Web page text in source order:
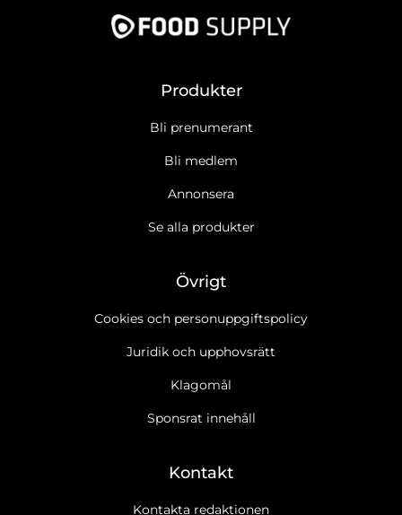
Produkter
Bli prenumerant
Bli medlem
Annonsera
Se alla produkter
Övrigt
Cookies och personuppgiftspolicy
Juridik och upphovsrätt
Klagomål
Sponsrat innehåll
Kontakt
Kontakta redaktionen